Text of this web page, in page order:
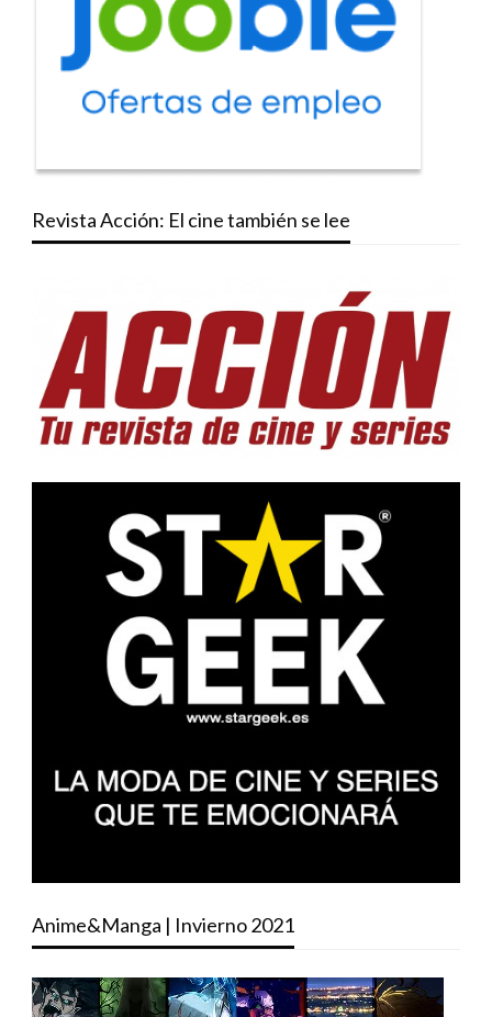
Revista Acción: El cine también se lee
Anime&Manga | Invierno 2021